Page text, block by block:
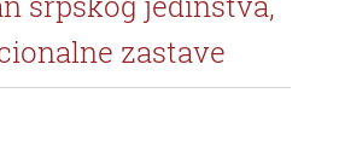
zastave